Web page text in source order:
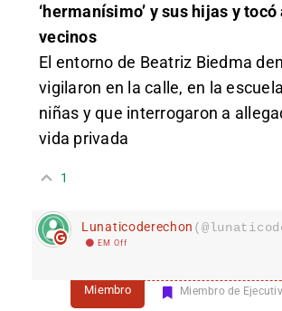
‘hermanísimo’ y sus hijas y tocó
vecinos
El entorno de Beatriz Biedma
vigilaron en la calle, en la
niñas y que interrogaron a
vida privada
1
Lunaticoderechon
EM Off
Miembro Miembro de